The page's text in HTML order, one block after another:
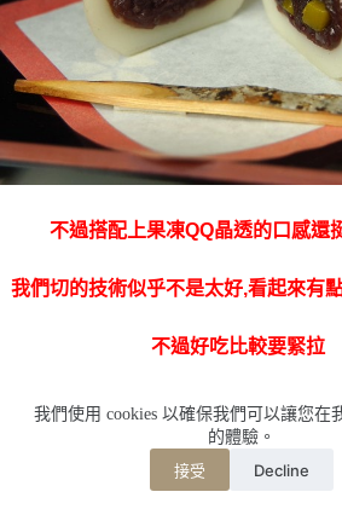
我們使用 cookies 以確保我們可以讓您在
的體驗。
接受 Decline
不過搭配上果凍QQ晶透的口感還
我們切的技術似乎不是太好,看起來有
不過好吃比較要緊拉
吃起來與日本熟悉的和果子一樣,會